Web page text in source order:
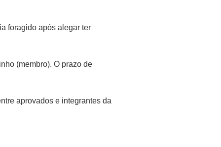
foragido após alegar ter
(membro). O prazo de
aprovados e integrantes da